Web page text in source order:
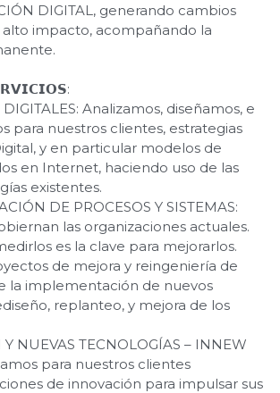
DIGITAL, generando cambios
alto impacto, acompañando la
DIGITALES: Analizamos, diseñamos, e
para nuestros clientes, estrategias
y en particular modelos de
en Internet, haciendo uso de las
existentes.
DE PROCESOS Y SISTEMAS:
las organizaciones actuales.
es la clave para mejorarlos.
de mejora y reingeniería de
la implementación de nuevos
replanteo, y mejora de los
NUEVAS TECNOLOGÍAS – INNEW
para nuestros clientes
de innovación para impulsar sus